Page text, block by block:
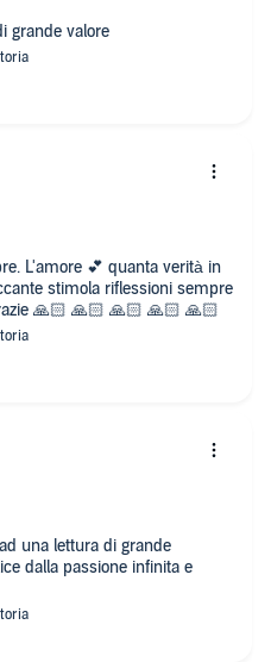
grande valore
L'amore 💕 quanta verità in
stimola riflessioni sempre
🙏🏻 🙏🏻 🙏🏻 🙏🏻 🙏🏻
una lettura di grande
dalla passione infinita e